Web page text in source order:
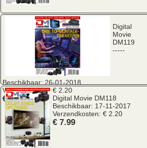
Digital
Movie
DM119
-----
Beschikbaar: 26-01-2018
Verzendkosten: € 2.20
€ 7.99 Digital Movie DM118
Beschikbaar: 17-11-2017
Verzendkosten: € 2.20
€ 7.99